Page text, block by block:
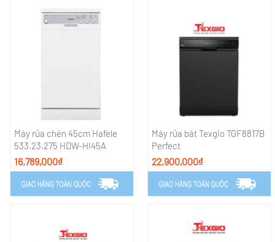
Máy rửa chén 45cm Hafele
533.23.275 HDW-HI45A
16,789,000₫
Máy rửa bát Texgio TGF8817B
Perfect
22,900,000₫